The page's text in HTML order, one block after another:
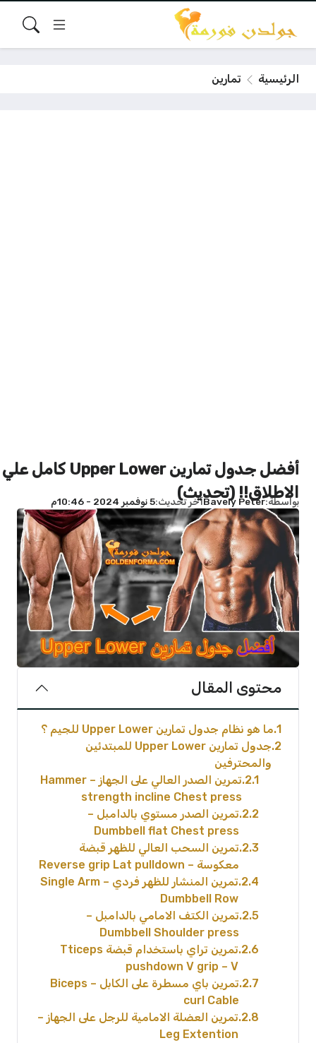
الرئيسية تمارين
أفضل جدول تمارين Upper Lower كامل علي
الاطلاق!! (تحديث)
بواسطة Bavely Peterآخر تحديث 5 نوفمبر 2024 - 10:46م
محتوى المقال
1 ما هو نظام جدول تمارين Upper Lower للجيم ؟
2
جدول تمارين Upper Lower للمبتدئين
والمحترفين
2.1
تمرين الصدر العالي على الجهاز – Hammer
strength incline Chest press
2.2 تمرين الصدر مستوي بالدامبل –
Dumbbell flat Chest press
2.3 تمرين السحب العالي للظهر قبضة
معكوسة – Reverse grip Lat pulldown
2.4
تمرين المنشار للظهر فردي – Single Arm
Dumbbell Row
2.5 تمرين الكتف الامامي بالدامبل –
Dumbbell Shoulder press
2.6
تمرين تراي باستخدام قبضة Tticeps
pushdown V grip – V
2.7
تمرين باي مسطرة على الكابل – Biceps
curl Cable
2.8 تمرين العضلة الامامية للرجل على الجهاز –
Leg Extention